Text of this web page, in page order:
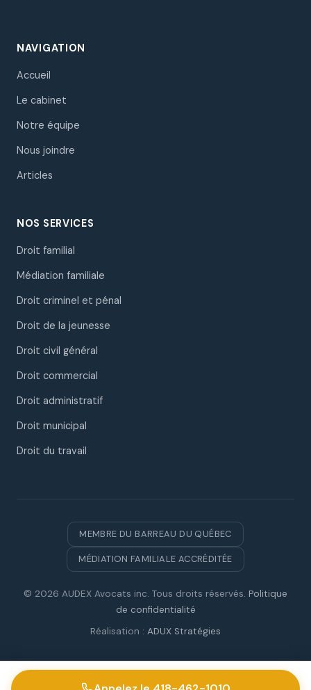
NAVIGATION
Accueil
Le cabinet
Notre équipe
Nous joindre
Articles
NOS SERVICES
Droit familial
Médiation familiale
Droit criminel et pénal
Droit de la jeunesse
Droit civil général
Droit commercial
Droit administratif
Droit municipal
Droit du travail
MEMBRE DU BARREAU DU QUÉBEC
MÉDIATION FAMILIALE ACCRÉDITÉE
© 2026 AUDEX Avocats inc. Tous droits réservés. Politique
de confidentialité
Réalisation : ADUX Stratégies